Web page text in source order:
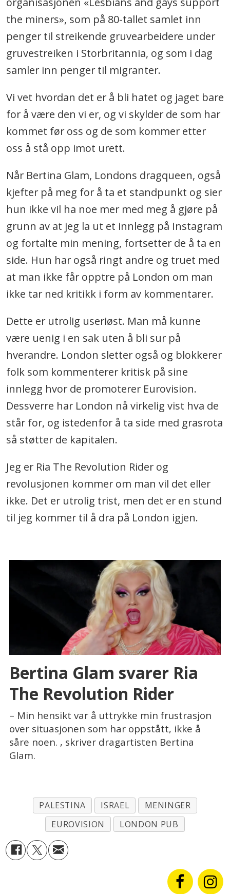
the miners», som på 80-tallet samlet inn
penger til streikende gruvearbeidere under
gruvestreiken i Storbritannia, og som i dag
samler inn penger til migranter.
Vi vet hvordan det er å bli hatet og jaget bare
for å være den vi er, og vi skylder de som har
kommet før oss og de som kommer etter
oss å stå opp imot urett.
Når Bertina Glam, Londons dragqueen, også
kjefter på meg for å ta et standpunkt og sier
hun ikke vil ha noe mer med meg å gjøre på
grunn av at jeg la ut et innlegg på Instagram
og fortalte min mening, fortsetter de å ta en
side. Hun har også ringt andre og truet med
at man ikke får opptre på London om man
ikke tar ned kritikk i form av kommentarer.
Dette er utrolig useriøst. Man må kunne
være uenig i en sak uten å bli sur på
hverandre. London sletter også og blokkerer
folk som kommenterer kritisk på sine
innlegg hvor de promoterer Eurovision.
Dessverre har London nå virkelig vist hva de
står for, og istedenfor å ta side med grasrota
så støtter de kapitalen.
Jeg er Ria The Revolution Rider og
revolusjonen kommer om man vil det eller
ikke. Det er utrolig trist, men det er en stund
til jeg kommer til å dra på London igjen.
Bertina Glam svarer Ria
The Revolution Rider
– Min hensikt var å uttrykke min frustrasjon
over situasjonen som har oppstått, ikke å
såre noen. , skriver dragartisten Bertina
Glam.
PALESTINA ISRAEL
MENINGER
EUROVISION
LONDON PUB